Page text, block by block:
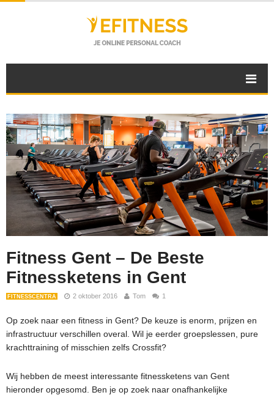
Fitness Gent – De Beste
Fitnessketens in Gent
FITNESSCENTRA 2 oktober 2016 Tom 1
Op zoek naar een fitness in Gent? De keuze is enorm, prijzen en
infrastructuur verschillen overal. Wil je eerder groepslessen, pure
krachttraining of misschien zelfs Crossfit?
Wij hebben de meest interessante fitnessketens van Gent
hieronder opgesomd. Ben je op zoek naar onafhankelijke